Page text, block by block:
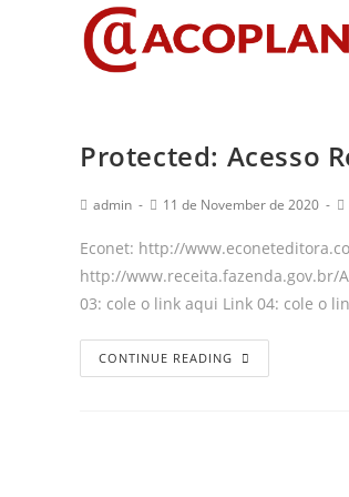
Protected: Acesso
admin 11 de November de 2020
Econet: http://
http://www.receita.fazenda.gov.br/
03: cole o link aqui Link 04: cole o
CONTINUE READING